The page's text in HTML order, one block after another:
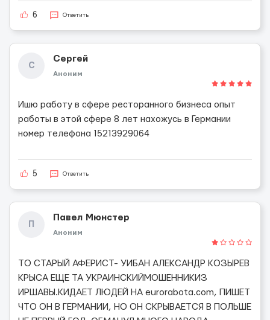
6 Ответить
С
Сергей
Аноним
Ишю работу в сфере ресторанного бизнеса опыт
работы в этой сфере 8 лет нахожусь в Германии
номер телефона 15213929064
5 Ответить
П
Павел Мюнстер
Аноним
ТО СТАРЫЙ АФЕРИСТ- УИБАН АЛЕКСАНДР КОЗЫРЕВ
КРЫСА ЕЩЕ ТА УКРАИНСКИЙМОШЕННИКИЗ
ИРШАВЫ.КИДАЕТ ЛЮДЕЙ НА eurorabota.com, ПИШЕТ
ЧТО ОН В ГЕРМАНИИ, НО ОН СКРЫВАЕТСЯ В ПОЛЬШЕ